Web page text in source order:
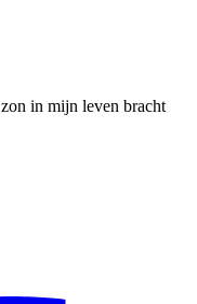
in mijn leven bracht